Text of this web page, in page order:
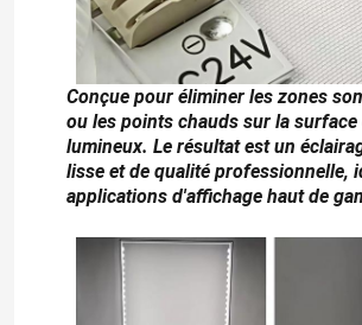
Contrôle de la qualité
Contact
nouvelles
Demande de soumission
Conçue pour éliminer les zones
ou les points chauds sur la surface
lumineux. Le résultat est un
lisse et de qualité professionnelle,
applications d'affichage haut de